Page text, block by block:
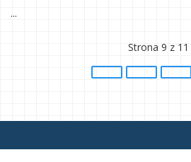
...
Strona 9 z 11